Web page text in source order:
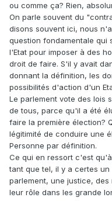
ou comme ça? Rien,
On parle souvent du
disons souvent ici, nous
question fondamentale qui
l'Etat pour imposer à des
droit de faire. S'il y avait
donnant la définition, les
possibilités d'action d'un
Le parlement vote des lois
de tous, parce qu'il a été
faire la première élection?
légitimité de conduire une
Personne par définition.
Ce qui en ressort c'est
tant que tel, il y a certes
parlement, une justice,
leur rôle dans les grande